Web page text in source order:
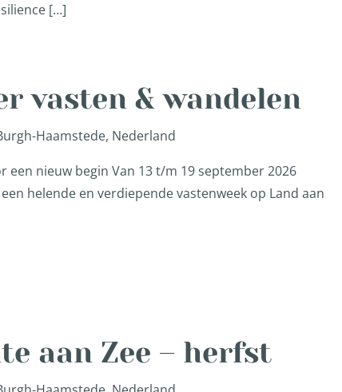
[…]
vasten & wandelen
Haamstede, Nederland
een nieuw begin Van 13 t/m 19 september 2026
helende en verdiepende vastenweek op Land aan
aan Zee – herfst